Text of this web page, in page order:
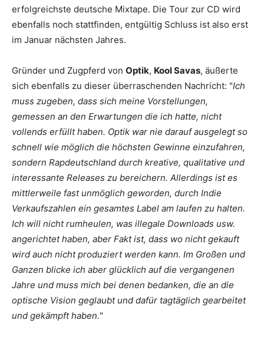
erfolgreichste deutsche Mixtape. Die Tour zur CD wird
ebenfalls noch stattfinden, entgültig Schluss ist also erst
im Januar nächsten Jahres.
Gründer und Zugpferd von Optik, Kool Savas, äußerte
sich ebenfalls zu dieser überraschenden Nachricht: "Ich
muss zugeben, dass sich meine Vorstellungen,
gemessen an den Erwartungen die ich hatte, nicht
vollends erfüllt haben. Optik war nie darauf ausgelegt so
schnell wie möglich die höchsten Gewinne einzufahren,
sondern Rapdeutschland durch kreative, qualitative und
interessante Releases zu bereichern. Allerdings ist es
mittlerweile fast unmöglich geworden, durch Indie
Verkaufszahlen ein gesamtes Label am laufen zu halten.
Ich will nicht rumheulen, was illegale Downloads usw.
angerichtet haben, aber Fakt ist, dass wo nicht gekauft
wird auch nicht produziert werden kann. Im Großen und
Ganzen blicke ich aber glücklich auf die vergangenen
Jahre und muss mich bei denen bedanken, die an die
optische Vision geglaubt und dafür tagtäglich gearbeitet
und gekämpft haben."